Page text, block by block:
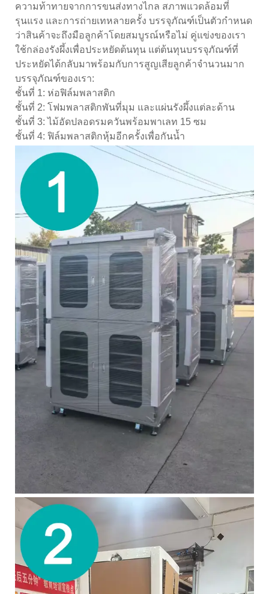
ความท้าทายจากการขนส่งทางไกล สภาพแวดล้อมที่
รุนแรง และการถ่ายเทหลายครั้ง บรรจุภัณฑ์เป็นตัวกำหนด
ว่าสินค้าจะถึงมือลูกค้าโดยสมบูรณ์หรือไม่ คู่แข่งของเรา
ใช้กล่องรังผึ้งเพื่อประหยัดต้นทุน แต่ต้นทุนบรรจุภัณฑ์ที่
ประหยัดได้กลับมาพร้อมกับการสูญเสียลูกค้าจำนวนมาก
บรรจุภัณฑ์ของเรา:
ชั้นที่ 1: ห่อฟิล์มพลาสติก
ชั้นที่ 2: โฟมพลาสติกพันที่มุม และแผ่นรังผึ้งแต่ละด้าน
ชั้นที่ 3: ไม้อัดปลอดรมควันพร้อมพาเลท 15 ซม
ชั้นที่ 4: ฟิล์มพลาสติกหุ้มอีกครั้งเพื่อกันน้ำ